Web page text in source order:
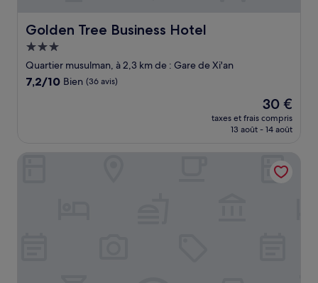
Golden Tree Business Hotel
Golden Tree Business Hotel
Hébergement
3.0 étoiles
Quartier musulman, à 2,3 km de : Gare de Xi'an
7.2
7,2/10 Bien (36 avis)
Le
nouveau
prix
de
30 €
30 €
taxes et frais compris
13 août - 14 août